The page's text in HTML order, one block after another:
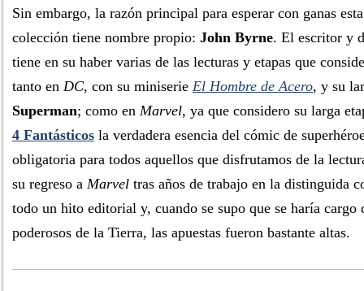
Sin embargo, la razón principal para esperar con ganas
colección tiene nombre propio: John Byrne. El escritor y
tiene en su haber varias de las lecturas y etapas que
tanto en DC, con su miniserie El Hombre de Acero, y su
Superman; como en Marvel, ya que considero su larga
4 Fantásticos la verdadera esencia del cómic de
obligatoria para todos aquellos que disfrutamos de la
su regreso a Marvel tras años de trabajo en la distinguida
todo un hito editorial y, cuando se supo que se haría cargo
poderosos de la Tierra, las apuestas fueron bastante altas.